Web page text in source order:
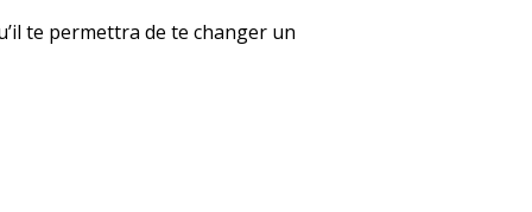
te permettra de te changer un